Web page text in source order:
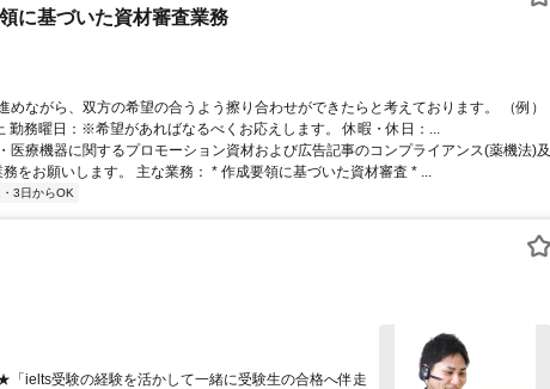
に基づいた資材審査業務
めながら、双方の希望の合うよう擦り合わせができたらと考えております。 （例）
勤務曜日：※希望があればなるべくお応えします。 休暇・休日：...
医療機器に関するプロモーション資材および広告記事のコンプライアンス(薬機法)及
をお願いします。 主な業務： * 作成要領に基づいた資材審査 * ...
3日からOK
ielts受験の経験を活かして一緒に受験生の合格へ伴走